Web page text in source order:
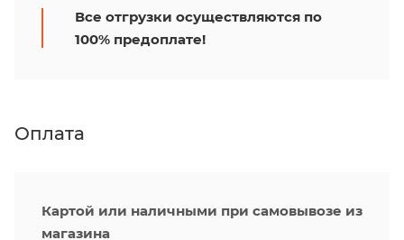
Все отгрузки осуществляются по
100% предоплате!
Оплата
Картой или наличными при самовывозе из
магазина